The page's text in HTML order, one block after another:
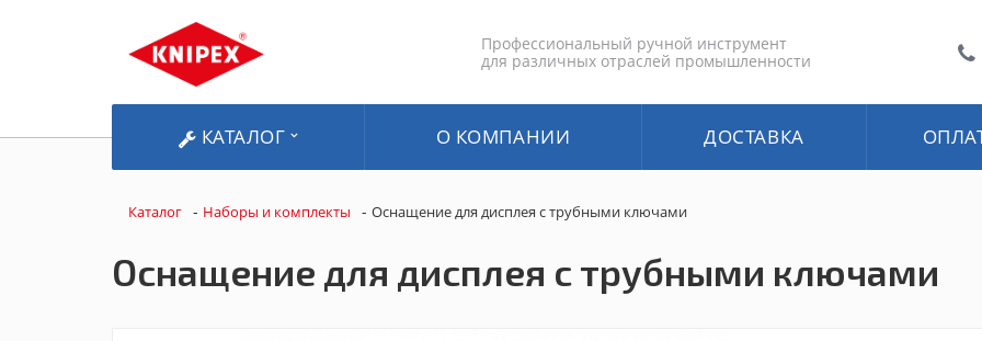
Профессиональный ручной инструмент
для различных отраслей промышленности
КАТАЛОГ О КОМПАНИИ ДОСТАВКА
Каталог - Наборы и комплекты - Оснащение для дисплея с трубными ключами
Оснащение для дисплея с трубными ключами